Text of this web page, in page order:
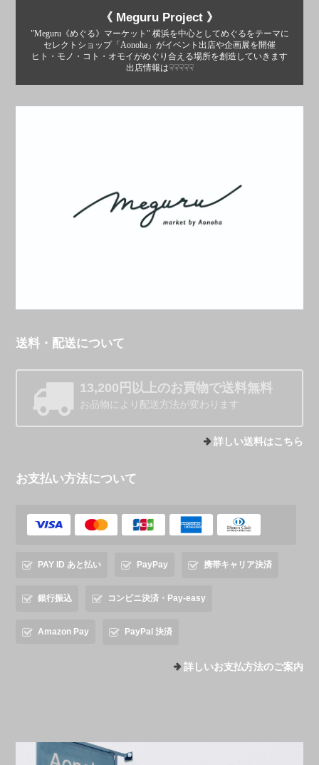
《 Meguru Project 》
"Meguru《めぐる》マーケット" 横浜を中心としてめぐるをテーマに
セレクトショップ「Aonoha」がイベント出店や企画展を開催
ヒト・モノ・コト・オモイがめぐり合える場所を創造していきます
出店情報は☟☟☟☟☟
送料・配送について
13,200円以上のお買物で送料無料
お品物により配送方法が変わります
詳しい送料はこちら
お支払い方法について
PAY ID あと払い PayPay 携帯キャリア決済
銀行振込 コンビニ決済・Pay-easy
Amazon Pay PayPal 決済
詳しいお支払方法のご案内